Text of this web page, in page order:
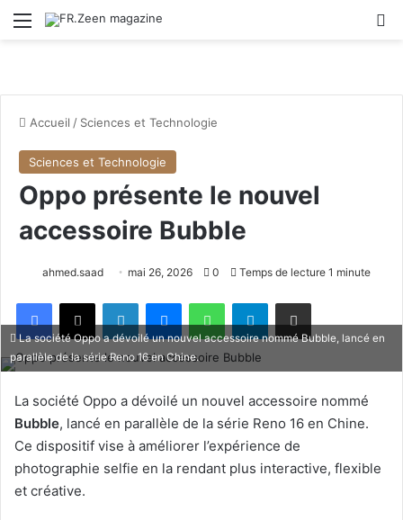
Menu
Accueil / Sciences et Technologie
Sciences et Technologie
Oppo présente le nouvel
accessoire Bubble
ahmed.saad mai 26, 2026 0 Temps de lecture 1 minute
Telegram
La société Oppo a dévoilé un nouvel accessoire nommé Bubble, lancé en
parallèle de la série Reno 16 en Chine.
La société Oppo a dévoilé un nouvel accessoire nommé
Bubble, lancé en parallèle de la série Reno 16 en Chine.
Ce dispositif vise à améliorer l’expérience de
photographie selfie en la rendant plus interactive, flexible
et créative.